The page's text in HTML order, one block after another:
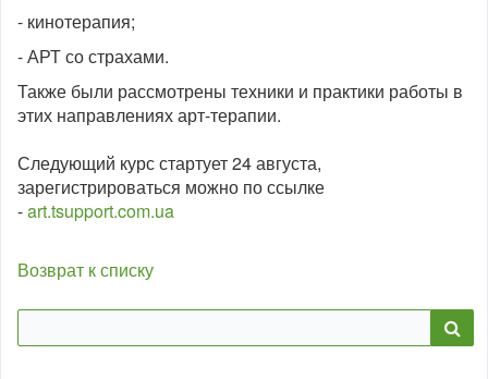
- кинотерапия;
- АРТ со страхами.
Также были рассмотрены техники и практики работы в
этих направлениях арт-терапии.
Следующий курс стартует 24 августа,
зарегистрироваться можно по ссылке
-art.tsupport.com.ua
Возврат к списку